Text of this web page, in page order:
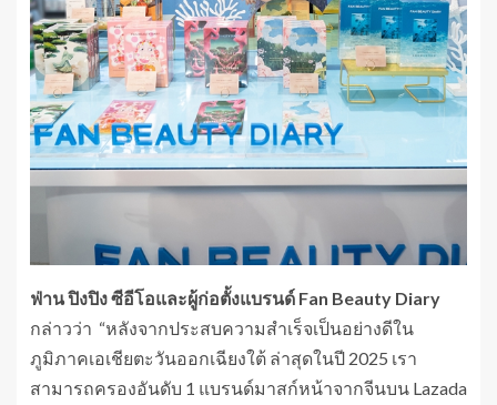
ฟ่าน ปิงปิง ซีอีโอและผู้ก่อตั้งแบรนด์ Fan Beauty Diary
กล่าวว่า “หลังจากประสบความสำเร็จเป็นอย่างดีใน
ภูมิภาคเอเชียตะวันออกเฉียงใต้ ล่าสุดในปี 2025 เรา
สามารถครองอันดับ 1 แบรนด์มาสก์หน้าจากจีนบน Lazada